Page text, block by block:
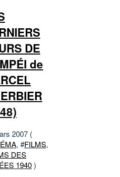
DE
de
2007 (
, #FILMS,
DES
1940)